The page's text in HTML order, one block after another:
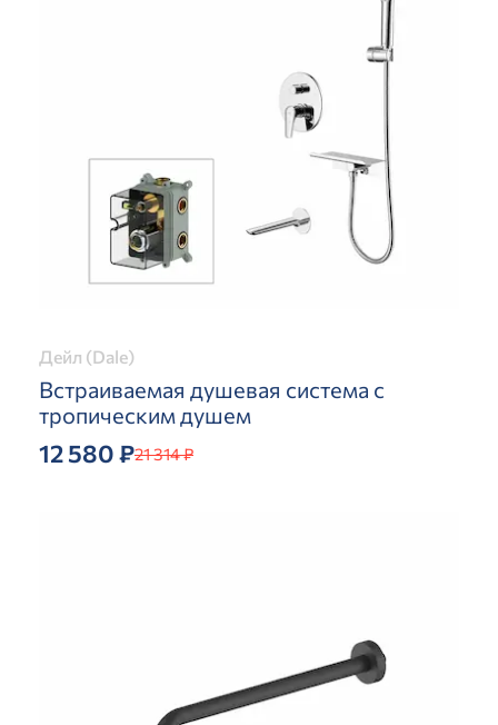
Дейл (Dale)
Встраиваемая душевая система с
тропическим душем
12 580 ₽21 314 ₽